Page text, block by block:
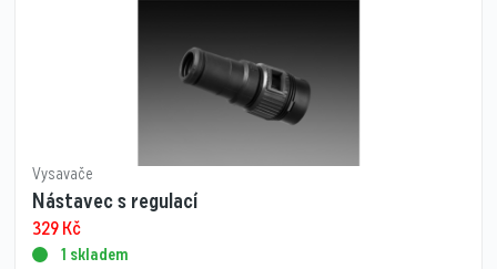
Vysavače
Nástavec s regulací
329Kč
1 skladem